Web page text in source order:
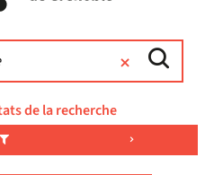
de la recherche